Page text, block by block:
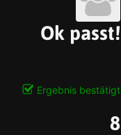
Ok passt!
Ergebnis bestätigt
8